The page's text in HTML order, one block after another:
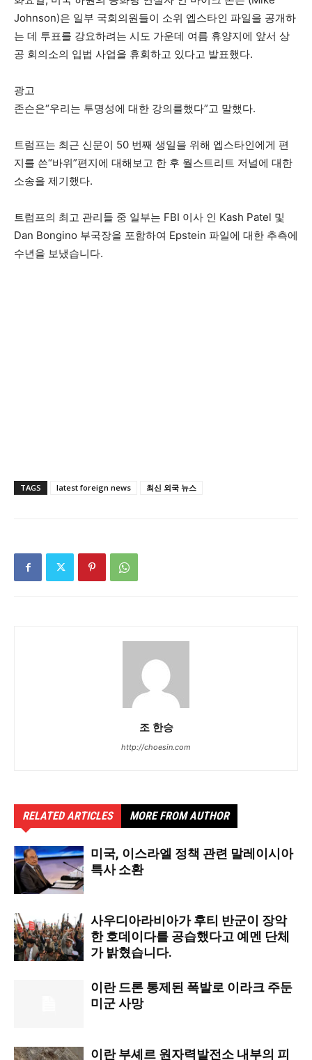
Johnson)은 일부 국회의원들이 소위 엡스타인 파일을 공개하
는 데 투표를 강요하려는 시도 가운데 여름 휴양지에 앞서 상
공 회의소의 입법 사업을 휴회하고 있다고 발표했다.
광고
존슨은“우리는 투명성에 대한 강의를했다”고 말했다.
트럼프는 최근 신문이 50 번째 생일을 위해 엡스타인에게 편
지를 쓴“바위”편지에 대해보고 한 후 월스트리트 저널에 대한
소송을 제기했다.
트럼프의 최고 관리들 중 일부는 FBI 이사 인 Kash Patel 및
Dan Bongino 부국장을 포함하여 Epstein 파일에 대한 추측에
수년을 보냈습니다.
TAGS latest foreign news 최신 외국 뉴스
조 한승
http://choesin.com
RELATED ARTICLES MORE FROM AUTHOR
미국, 이스라엘 정책 관련 말레이시아
특사 소환
사우디아라비아가 후티 반군이 장악
한 호데이다를 공습했다고 예멘 단체
가 밝혔습니다.
이란 드론 통제된 폭발로 이라크 주둔
미군 사망
이란 부셰르 원자력발전소 내부의 피